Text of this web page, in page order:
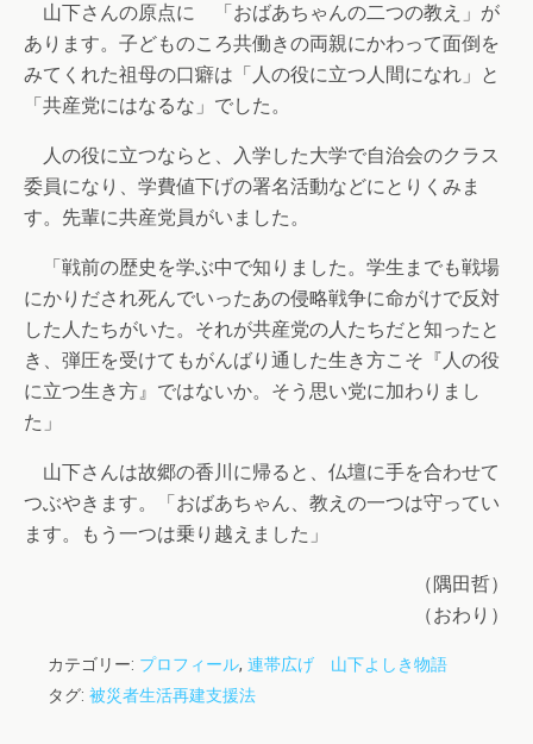
山下さんの原点に 「おばあちゃんの二つの教え」が
あります。子どものころ共働きの両親にかわって面倒を
みてくれた祖母の口癖は「人の役に立つ人間になれ」と
「共産党にはなるな」でした。
人の役に立つならと、入学した大学で自治会のクラス
委員になり、学費値下げの署名活動などにとりくみま
す。先輩に共産党員がいました。
「戦前の歴史を学ぶ中で知りました。学生までも戦場
にかりだされ死んでいったあの侵略戦争に命がけで反対
した人たちがいた。それが共産党の人たちだと知ったと
き、弾圧を受けてもがんばり通した生き方こそ『人の役
に立つ生き方』ではないか。そう思い党に加わりまし
た」
山下さんは故郷の香川に帰ると、仏壇に手を合わせて
つぶやきます。「おばあちゃん、教えの一つは守ってい
ます。もう一つは乗り越えました」
（隅田哲）
（おわり）
カテゴリー: プロフィール, 連帯広げ 山下よしき物語
タグ: 被災者生活再建支援法